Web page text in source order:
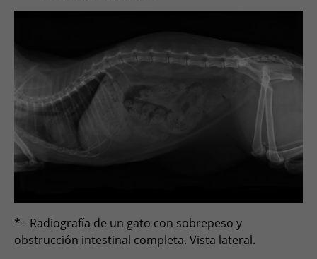
*= Radiografía de un gato con sobrepeso y
obstrucción intestinal completa. Vista lateral.